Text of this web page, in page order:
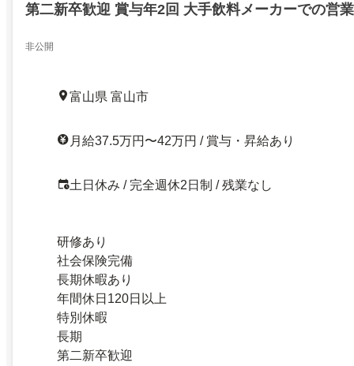
第二新卒歓迎 賞与年2回 大手飲料メーカーでの営
非​​公​​開
富山県 富山市
月給37.5万円〜42万円 / 賞与・昇給あり
土日休み / 完全週休2日制 / 残業なし
研修あり
社会保険完備
長期休暇あり
年間休日120日以上
特別休暇
長期
第二新卒歓迎